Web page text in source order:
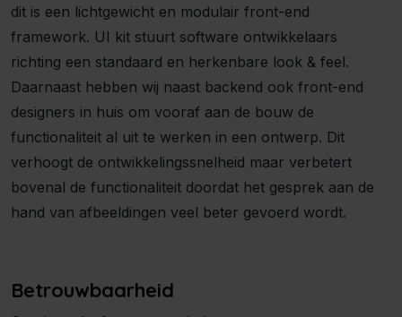
dit is een lichtgewicht en modulair front-end
framework. UI kit stuurt software ontwikkelaars
richting een standaard en herkenbare look & feel.
Daarnaast hebben wij naast backend ook front-end
designers in huis om vooraf aan de bouw de
functionaliteit al uit te werken in een ontwerp. Dit
verhoogt de ontwikkelingssnelheid maar verbetert
bovenal de functionaliteit doordat het gesprek aan de
hand van afbeeldingen veel beter gevoerd wordt.
Betrouwbaarheid